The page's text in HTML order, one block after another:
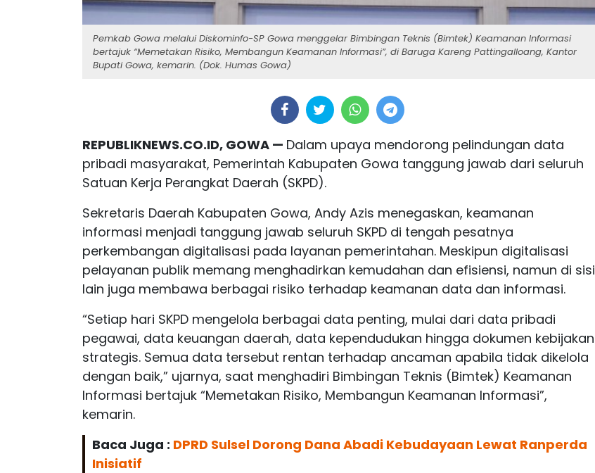
Pemkab Gowa melalui Diskominfo-SP Gowa menggelar Bimbingan Teknis (Bimtek) Keamanan Informasi
bertajuk “Memetakan Risiko, Membangun Keamanan Informasi”, di Baruga Kareng Pattingalloang, Kantor
Bupati Gowa, kemarin. (Dok. Humas Gowa)
REPUBLIKNEWS.CO.ID, GOWA — Dalam upaya mendorong pelindungan data
pribadi masyarakat, Pemerintah Kabupaten Gowa tanggung jawab dari seluruh
Satuan Kerja Perangkat Daerah (SKPD).
Sekretaris Daerah Kabupaten Gowa, Andy Azis menegaskan, keamanan
informasi menjadi tanggung jawab seluruh SKPD di tengah pesatnya
perkembangan digitalisasi pada layanan pemerintahan. Meskipun digitalisasi
pelayanan publik memang menghadirkan kemudahan dan efisiensi, namun di sisi
lain juga membawa berbagai risiko terhadap keamanan data dan informasi.
“Setiap hari SKPD mengelola berbagai data penting, mulai dari data pribadi
pegawai, data keuangan daerah, data kependudukan hingga dokumen kebijakan
strategis. Semua data tersebut rentan terhadap ancaman apabila tidak dikelola
dengan baik,” ujarnya, saat menghadiri Bimbingan Teknis (Bimtek) Keamanan
Informasi bertajuk “Memetakan Risiko, Membangun Keamanan Informasi”,
kemarin.
Baca Juga : DPRD Sulsel Dorong Dana Abadi Kebudayaan Lewat Ranperda
Inisiatif